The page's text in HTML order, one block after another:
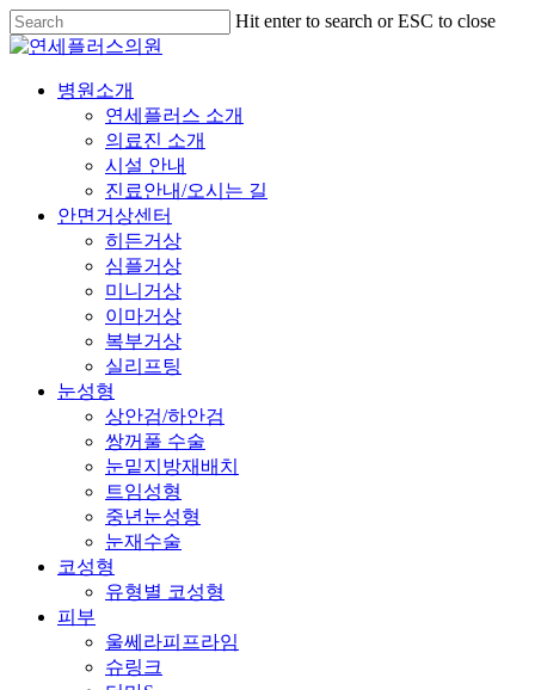
Skip
to
main
content
Hit enter to search or ESC to close
Close
Menu
병원소개
연세플러스 소개
의료진 소개
시설 안내
진료안내/오시는 길
안면거상센터
히든거상
심플거상
미니거상
이마거상
복부거상
실리프팅
눈성형
상안검/하안검
쌍꺼풀 수술
눈밑지방재배치
트임성형
중년눈성형
눈재수술
코성형
유형별 코성형
피부
울쎄라피프라임
슈링크